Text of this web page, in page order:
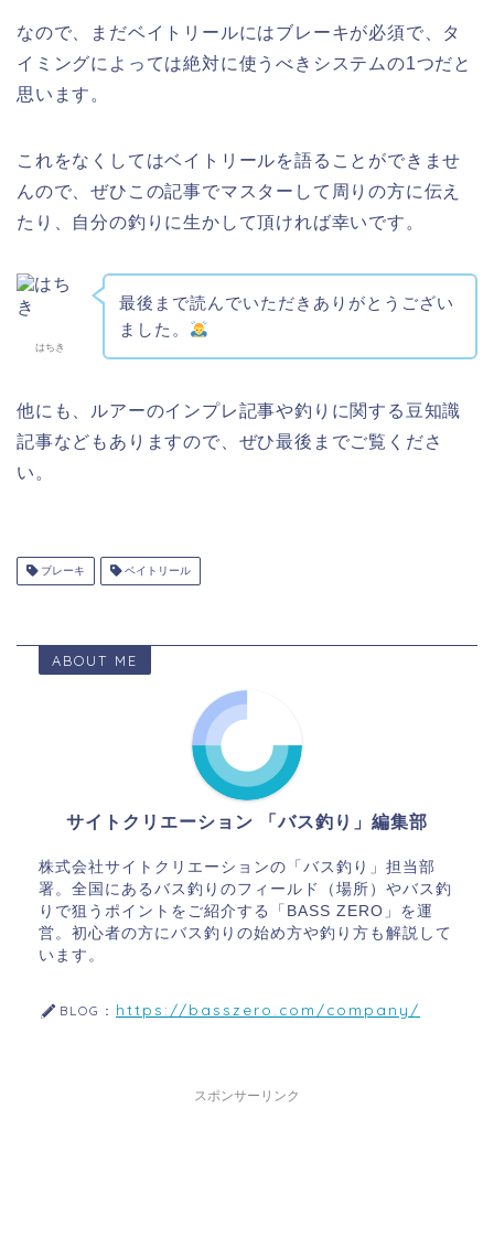
なので、まだベイトリールにはブレーキが必須で、タ
イミングによっては絶対に使うべきシステムの1つだと
思います。
これをなくしてはベイトリールを語ることができませ
んので、ぜひこの記事でマスターして周りの方に伝え
たり、自分の釣りに生かして頂ければ幸いです。
はちき
最後まで読んでいただきありがとうござい
ました。
他にも、ルアーのインプレ記事や釣りに関する豆知識
記事などもありますので、ぜひ最後までご覧くださ
い。
ブレーキ ベイトリール
ABOUT ME
サイトクリエーション 「バス釣り」編集部
株式会社サイトクリエーションの「バス釣り」担当部
署。全国にあるバス釣りのフィールド（場所）やバス釣
りで狙うポイントをご紹介する「BASS ZERO」を運
営。初心者の方にバス釣りの始め方や釣り方も解説して
います。
BLOG： https://basszero.com/company/
スポンサーリンク